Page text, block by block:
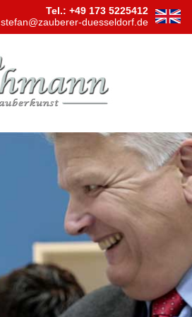
Tel.: +49 173 5225412
stefan@zauberer-duesseldorf.de
Hypnose
Virtuelle
Events